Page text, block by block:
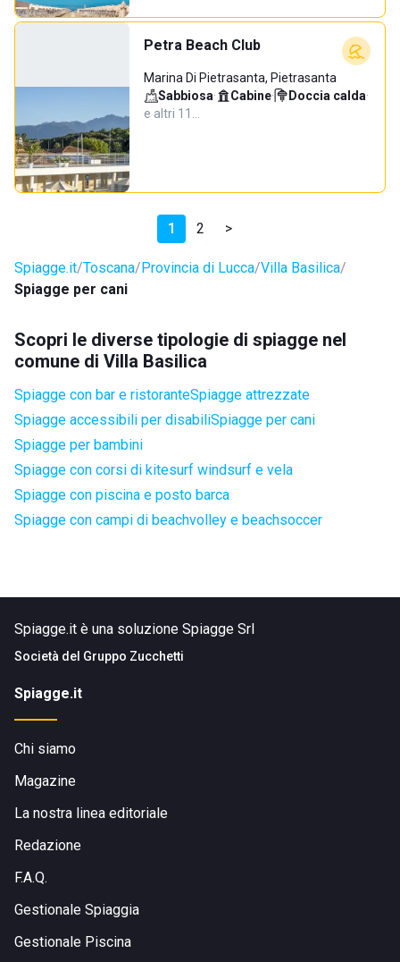
Petra Beach Club
Marina Di Pietrasanta, Pietrasanta
Sabbiosa· Cabine· Doccia calda·
e altri 11…
1 2 >
Spiagge.it Toscana Provincia di Lucca Villa Basilica
Spiagge per cani
Scopri le diverse tipologie di spiagge nel
comune di Villa Basilica
Spiagge con bar e ristoranteSpiagge attrezzate
Spiagge accessibili per disabiliSpiagge per cani
Spiagge per bambini
Spiagge con corsi di kitesurf windsurf e vela
Spiagge con piscina e posto barca
Spiagge con campi di beachvolley e beachsoccer
Spiagge.it è una soluzione Spiagge Srl
Società del Gruppo Zucchetti
Spiagge.it
Chi siamo
Magazine
La nostra linea editoriale
Redazione
F.A.Q.
Gestionale Spiaggia
Gestionale Piscina